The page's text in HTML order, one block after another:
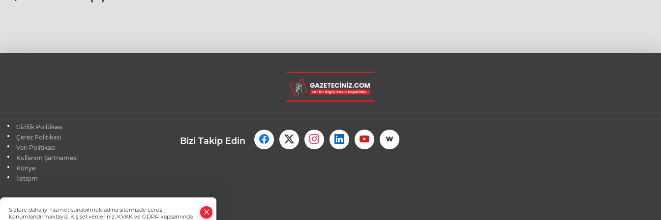
Gizlilik Politikası
Çerez Politikası
Veri Politikası
Kullanım Şartnamesi
Künye
İletişim
Bizi Takip Edin
Sizlere daha iyi hizmet sunabilmek adına sitemizde çerez
konumlandırmaktayız. Kişisel verileriniz, KVKK ve GDPR kapsamında
Whatsapp